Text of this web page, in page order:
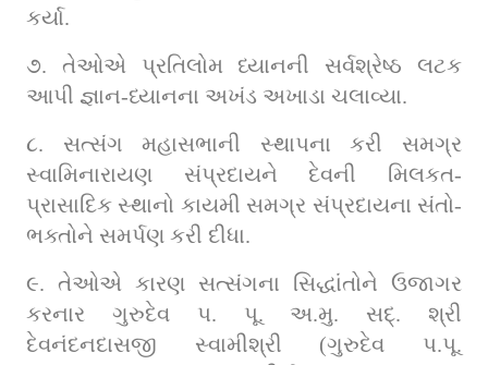
કર્યા.
૭. તેઓએ પ્રતિલોમ ધ્યાનની સર્વશ્રેષ્ઠ લટક
આપી જ્ઞાન-ધ્યાનના અખંડ અખાડા ચલાવ્યા.
૮. સત્સંગ મહાસભાની સ્થાપના કરી સમગ્ર
સ્વામિનારાયણ સંપ્રદાયને દેવની મિલકત-
પ્રાસાદિક સ્થાનો કાયમી સમગ્ર સંપ્રદાયના સંતો-
ભક્તોને સમર્પણ કરી દીધા.
૯. તેઓએ કારણ સત્સંગના સિદ્ધાંતોને ઉજાગર
કરનાર ગુરુદેવ પ. પૂ. અ.મુ. સદ્. શ્રી
દેવનંદનદાસજી સ્વામીશ્રી (ગુરુદેવ પ.પૂ.